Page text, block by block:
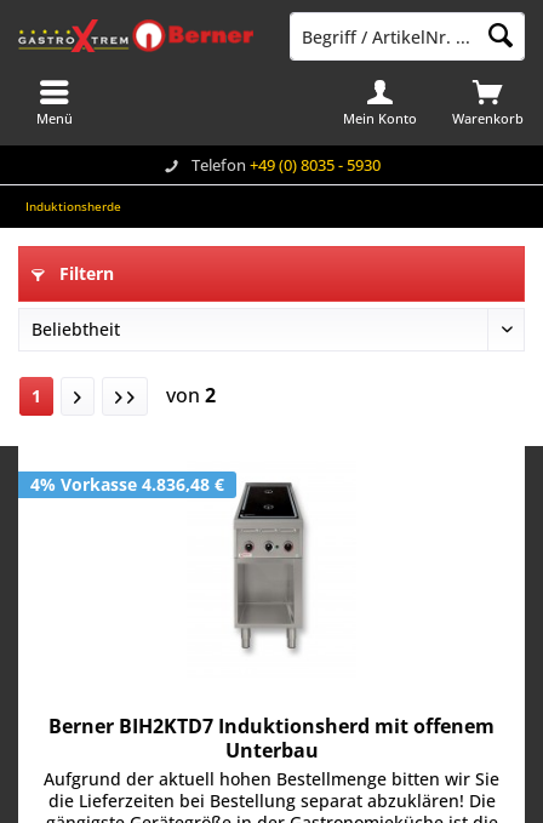
Telefon +49 (0) 8035 - 5930
Warenkorb
Mein Konto
Menü
Induktionsherde
Filtern
1 von 2
4% Vorkasse 4.836,48 €
Berner BIH2KTD7 Induktionsherd mit offenem
Unterbau
Aufgrund der aktuell hohen Bestellmenge bitten wir Sie
die Lieferzeiten bei Bestellung separat abzuklären! Die